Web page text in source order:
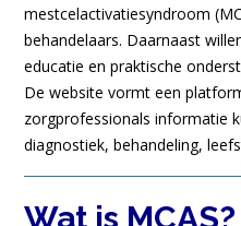
mestcelactivatiesyndroom
behandelaars. Daarnaast
educatie en praktische
De website vormt een
zorgprofessionals informatie
diagnostiek, behandeling,
Wat is MCAS?